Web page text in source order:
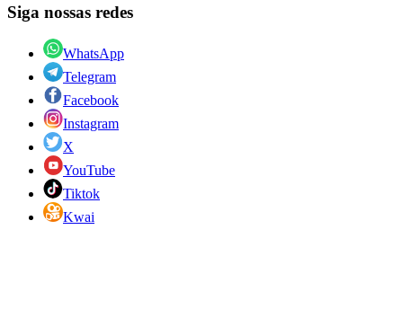
Siga nossas redes
WhatsApp
Telegram
Facebook
Instagram
X
YouTube
Tiktok
Kwai